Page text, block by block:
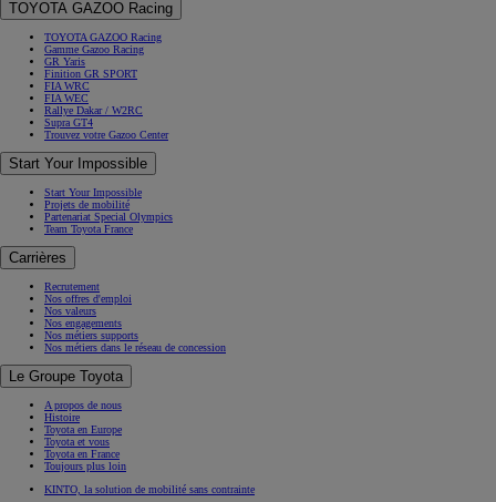
TOYOTA GAZOO Racing
TOYOTA GAZOO Racing
Gamme Gazoo Racing
GR Yaris
Finition GR SPORT
FIA WRC
FIA WEC
Rallye Dakar / W2RC
Supra GT4
Trouvez votre Gazoo Center
Start Your Impossible
Start Your Impossible
Projets de mobilité
Partenariat Special Olympics
Team Toyota France
Carrières
Recrutement
Nos offres d'emploi
Nos valeurs
Nos engagements
Nos métiers supports
Nos métiers dans le réseau de concession
Le Groupe Toyota
A propos de nous
Histoire
Toyota en Europe
Toyota et vous
Toyota en France
Toujours plus loin
KINTO, la solution de mobilité sans contrainte